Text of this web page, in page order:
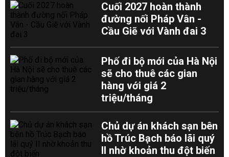
Cuối 2027 hoàn thành
đường nối Pháp Vân -
Cầu Giẽ với Vành đai 3
Phố đi bộ mới của Hà Nội
sẽ cho thuê các gian
hàng với giá 2
triệu/tháng
Chủ dự án khách sạn bên
hồ Trúc Bạch báo lãi quý
II nhờ khoản thu đột biến